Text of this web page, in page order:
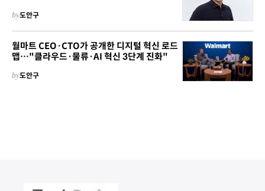
by도안구
월마트 CEO·CTO가 공개한 디지털 혁신 로드
맵…"클라우드·물류·AI 혁신 3단계 진화"
by도안구